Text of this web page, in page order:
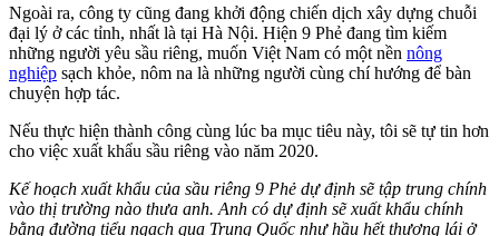
Ngoài ra, công ty cũng đang khởi động chiến dịch xây dựng chuỗi
đại lý ở các tỉnh, nhất là tại Hà Nội. Hiện 9 Phẻ đang tìm kiếm
những người yêu sầu riêng, muốn Việt Nam có một nền nông
nghiệp sạch khỏe, nôm na là những người cùng chí hướng để bàn
chuyện hợp tác.
Nếu thực hiện thành công cùng lúc ba mục tiêu này, tôi sẽ tự tin hơn
cho việc xuất khẩu sầu riêng vào năm 2020.
Kế hoạch xuất khẩu của sầu riêng 9 Phẻ dự định sẽ tập trung chính
vào thị trường nào thưa anh. Anh có dự định sẽ xuất khẩu chính
bằng đường tiểu ngạch qua Trung Quốc như hầu hết thương lái ở